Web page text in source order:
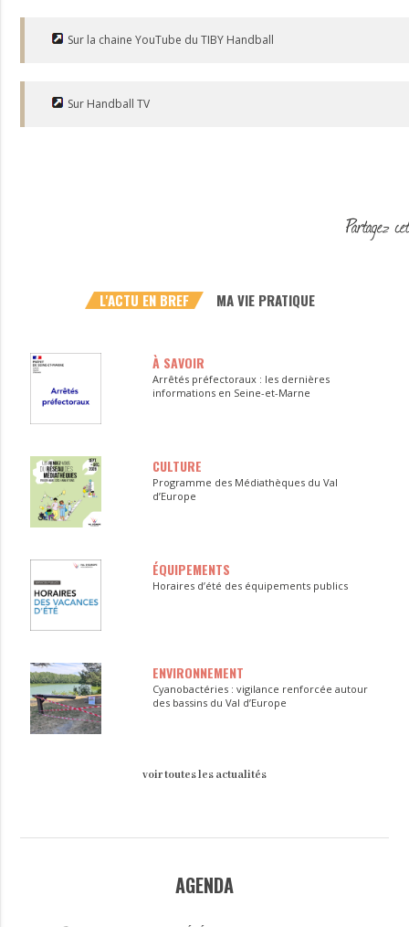
Sur la chaine YouTube du TIBY Handball
Sur Handball TV
L'ACTU EN BREF MA VIE PRATIQUE
À SAVOIR
Arrêtés préfectoraux : les dernières
informations en Seine-et-Marne
CULTURE
Programme des Médiathèques du Val
d’Europe
ÉQUIPEMENTS
Horaires d’été des équipements publics
ENVIRONNEMENT
Cyanobactéries : vigilance renforcée autour
des bassins du Val d’Europe
voir toutes les actualités
AGENDA